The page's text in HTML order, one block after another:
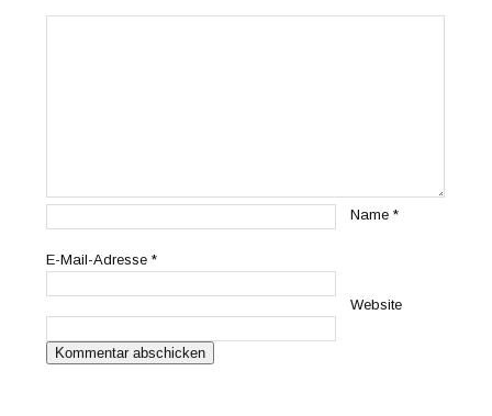
Name*
E-Mail-Adresse*
Website